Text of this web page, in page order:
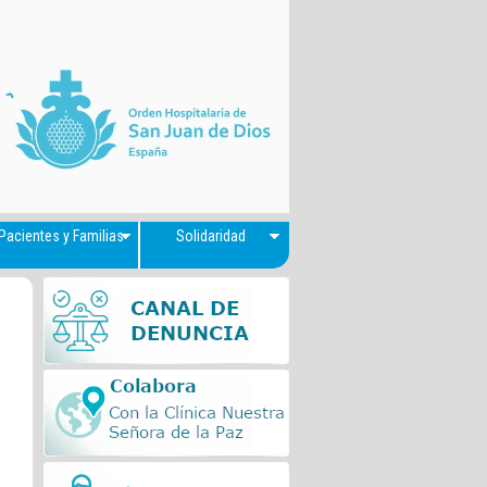
y Familias Solidaridad